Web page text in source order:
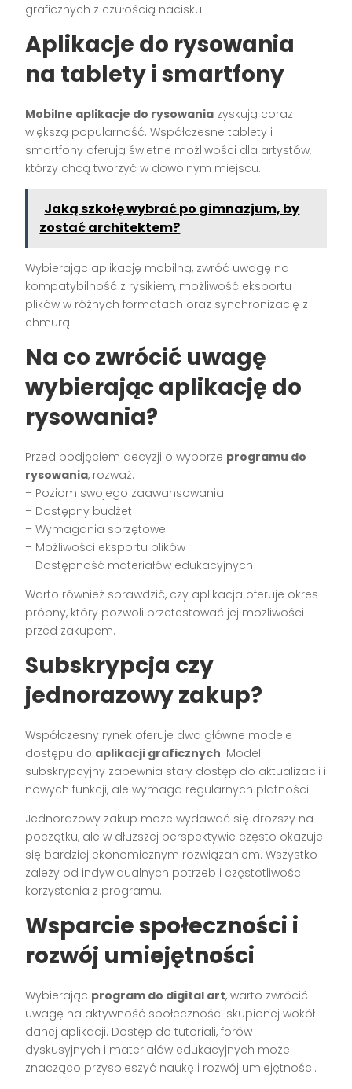
graficznych z czułością nacisku.
Aplikacje do rysowania
na tablety i smartfony
Mobilne aplikacje do rysowania zyskują coraz
większą popularność. Współczesne tablety i
smartfony oferują świetne możliwości dla artystów,
którzy chcą tworzyć w dowolnym miejscu.
Jaką szkołę wybrać po gimnazjum, by
zostać architektem?
Wybierając aplikację mobilną, zwróć uwagę na
kompatybilność z rysikiem, możliwość eksportu
plików w różnych formatach oraz synchronizację z
chmurą.
Na co zwrócić uwagę
wybierając aplikację do
rysowania?
Przed podjęciem decyzji o wyborze programu do
rysowania, rozważ:
– Poziom swojego zaawansowania
– Dostępny budżet
– Wymagania sprzętowe
– Możliwości eksportu plików
– Dostępność materiałów edukacyjnych
Warto również sprawdzić, czy aplikacja oferuje okres
próbny, który pozwoli przetestować jej możliwości
przed zakupem.
Subskrypcja czy
jednorazowy zakup?
Współczesny rynek oferuje dwa główne modele
dostępu do aplikacji graficznych. Model
subskrypcyjny zapewnia stały dostęp do aktualizacji i
nowych funkcji, ale wymaga regularnych płatności.
Jednorazowy zakup może wydawać się droższy na
początku, ale w dłuższej perspektywie często okazuje
się bardziej ekonomicznym rozwiązaniem. Wszystko
zależy od indywidualnych potrzeb i częstotliwości
korzystania z programu.
Wsparcie społeczności i
rozwój umiejętności
Wybierając program do digital art, warto zwrócić
uwagę na aktywność społeczności skupionej wokół
danej aplikacji. Dostęp do tutoriali, forów
dyskusyjnych i materiałów edukacyjnych może
znacząco przyspieszyć naukę i rozwój umiejętności.